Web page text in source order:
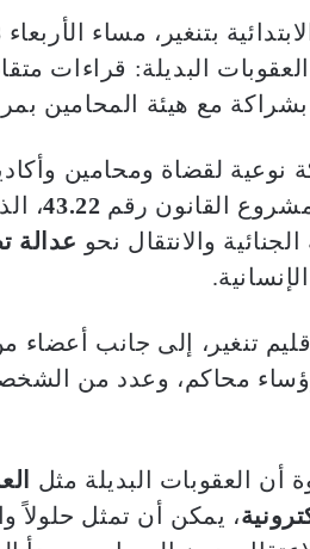
البديلة: قراءات
بشراكة مع هيئة المحامين
نوعية لقضاة ومحامين
القانون رقم 43.22،
والانتقال نحو عدالة
تنغير، إلى جانب
محاكم، وعدد من
أن العقوبات البديلة مثل
، يمكن أن تمثل حلولاً